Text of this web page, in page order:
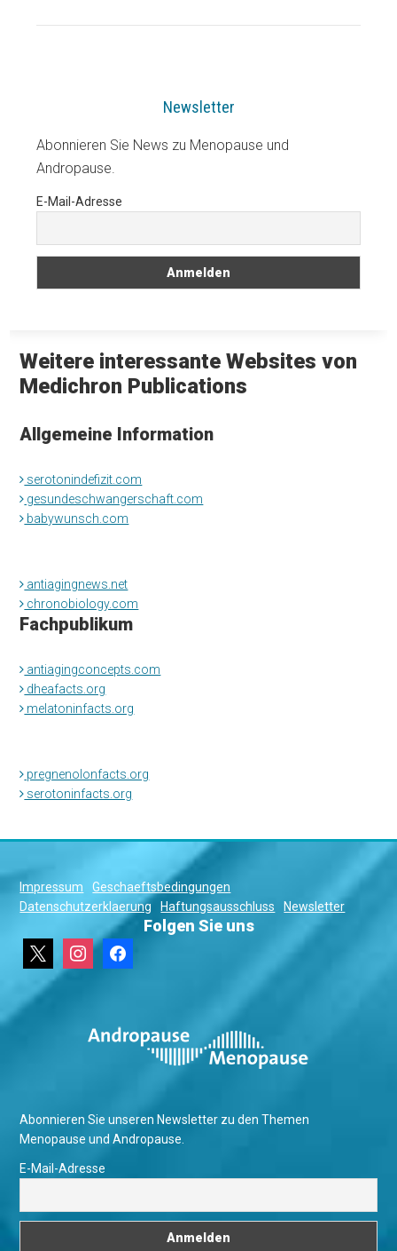
Newsletter
Abonnieren Sie News zu Menopause und
Andropause.
E-Mail-Adresse
Weitere interessante Websites von
Medichron Publications
Allgemeine Information
serotonindefizit.com
gesundeschwangerschaft.com
babywunsch.com
antiagingnews.net
chronobiology.com
Fachpublikum
antiagingconcepts.com
dheafacts.org
melatoninfacts.org
pregnenolonfacts.org
serotoninfacts.org
Impressum
Geschaeftsbedingungen
Datenschutzerklaerung
Haftungsausschluss Newsletter
Folgen Sie uns
instagramfacebook
Abonnieren Sie unseren Newsletter zu den Themen
Menopause und Andropause.
E-Mail-Adresse